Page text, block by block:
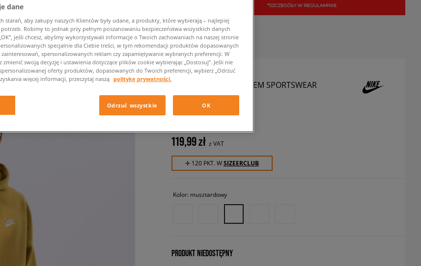
NIKE BLUZA Z KAPTUREM SPORTSWEAR
CLUB FLEECE
męskie, bluzy
119,99 zł z VAT
✛ 120 PKT. WSIZEERCLUB
Kolor: musztardowy
PRODUKT NIEDOSTĘPNY
dane
starań, aby zakupy naszych Klientów były udane, a produkty, które wybierają – najlepiej
Robimy to jednak przy pełnym poszanowaniu bezpieczeństwa wszystkich danych
jeśli chcesz, abyśmy wykorzystywali informacje o Twoich zachowaniach na naszej stronie
specjalnie dla Ciebie treści, w tym rekomendacji produktów dopasowanych
spersonalizowanych reklam czy zapamiętywanie wybranych preferencji. W
zmienić swoją decyzję i ustawienia dotyczące plików cookie wybierając „Dostosuj”. Jeśli nie
oferty produktów, dopasowanych do Twoich preferencji, wybierz „Odrzuć
więcej informacji, przeczytaj naszą politykę prywatności.
Odrzuć wszystkie OK